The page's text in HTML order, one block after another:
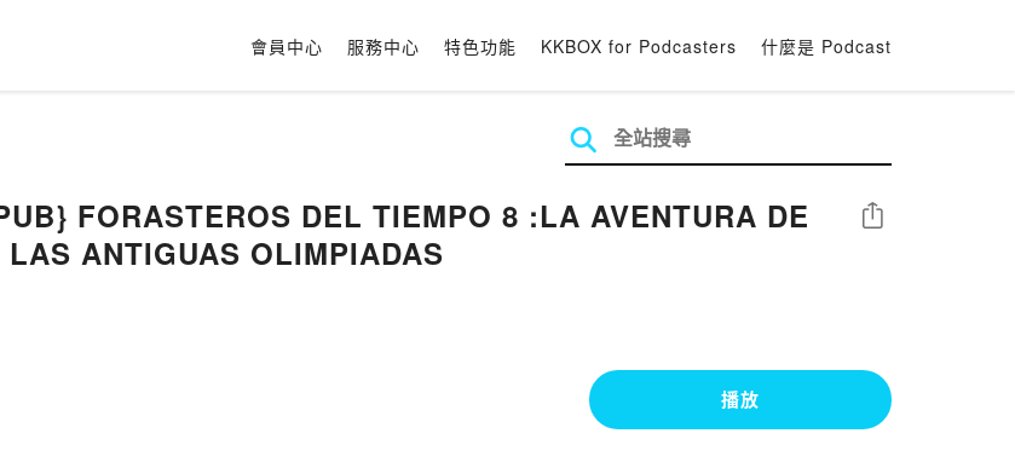
會員中心 服務中心 特色功能 KKBOX for Podcasters 什麼是 Podcast
FORASTEROS DEL TIEMPO 8 :LA AVENTURA DE
ANTIGUAS OLIMPIADAS
分享
播放